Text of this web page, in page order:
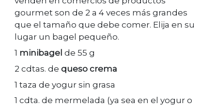
gourmet son de 2 a 4 veces más grandes
que el tamaño que debe comer. Elija en su
lugar un bagel pequeño.
1 minibagel de 55 g
2 cdtas. de queso crema
1 taza de yogur sin grasa
1 cdta. de mermelada (ya sea en el yogur o